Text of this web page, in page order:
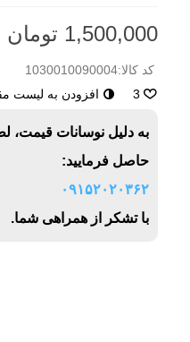
1,500,000 تومان
کد کالا:1030010090004
3
افزودن به لیست
به دلیل نوسانات قیمت،
حاصل فرمایید:
۰۹۱۵۲۰۲۰۳۶۲
با تشکر از همراهی شما.